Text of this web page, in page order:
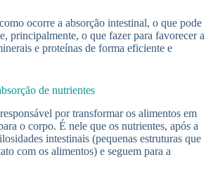
ocorre a absorção intestinal, o que pode
principalmente, o que fazer para favorecer a
e proteínas de forma eficiente e
de nutrientes
por transformar os alimentos em
o corpo. É nele que os nutrientes, após a
intestinais (pequenas estruturas que
com os alimentos) e seguem para a